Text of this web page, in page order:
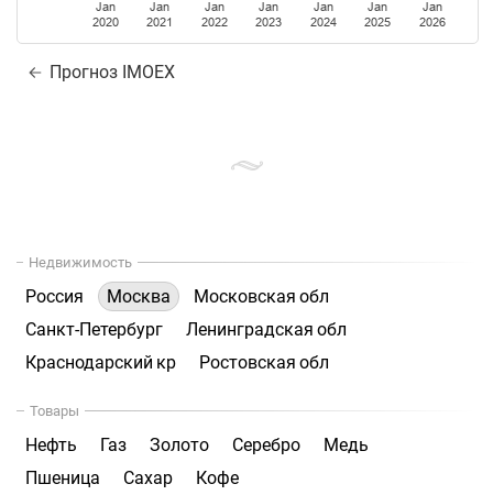
Jan
2020
Jan
2021
Jan
2022
Jan
2023
Jan
2024
Jan
2025
Jan
2026
Прогноз IMOEX
Недвижимость
Россия Москва
Московская обл
Санкт-Петербург
Ленинградская обл
Краснодарский кр
Ростовская обл
Товары
Нефть Газ Золото Серебро
Медь
Пшеница
Сахар Кофе